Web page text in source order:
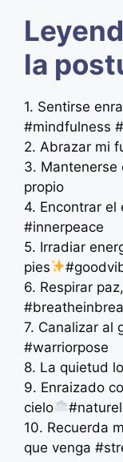
la
1. Sentirse
#mindfulness
2. Abrazar mi
3. Mantenerse
propio
4. Encontrar
#innerpeace
5. Irradiar
pies
6. Respirar
7. Canalizar al
#warriorpose
8. La quietud
9. Enraizado
cielo
10. Recuerda
que venga